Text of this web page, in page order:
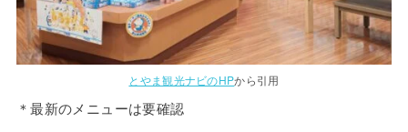
とやま観光ナビのHPから引用
＊最新のメニューは要確認